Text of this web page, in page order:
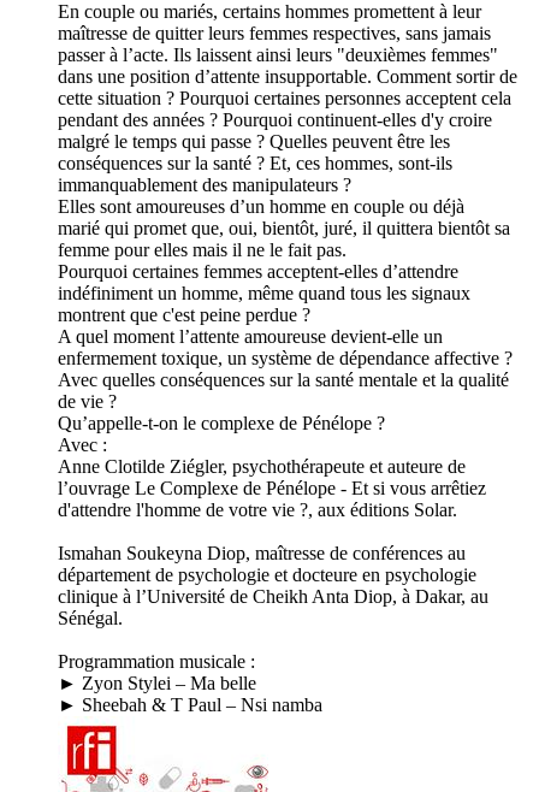
En couple ou mariés, certains hommes promettent à leur
maîtresse de quitter leurs femmes respectives, sans jamais
passer à l’acte. Ils laissent ainsi leurs "deuxièmes femmes"
dans une position d’attente insupportable. Comment sortir de
cette situation ? Pourquoi certaines personnes acceptent cela
pendant des années ? Pourquoi continuent-elles d'y croire
malgré le temps qui passe ? Quelles peuvent être les
conséquences sur la santé ? Et, ces hommes, sont-ils
immanquablement des manipulateurs ?
Elles sont amoureuses d’un homme en couple ou déjà
marié qui promet que, oui, bientôt, juré, il quittera bientôt sa
femme pour elles mais il ne le fait pas.
Pourquoi certaines femmes acceptent-elles d’attendre
indéfiniment un homme, même quand tous les signaux
montrent que c'est peine perdue ?
A quel moment l’attente amoureuse devient-elle un
enfermement toxique, un système de dépendance affective ?
Avec quelles conséquences sur la santé mentale et la qualité
de vie ?
Qu’appelle-t-on le complexe de Pénélope ?
Avec :
Anne Clotilde Ziégler, psychothérapeute et auteure de
l’ouvrage Le Complexe de Pénélope - Et si vous arrêtiez
d'attendre l'homme de votre vie ?, aux éditions Solar.
Ismahan Soukeyna Diop, maîtresse de conférences au
département de psychologie et docteure en psychologie
clinique à l’Université de Cheikh Anta Diop, à Dakar, au
Sénégal.
Programmation musicale :
► Zyon Stylei – Ma belle
► Sheebah & T Paul – Nsi namba